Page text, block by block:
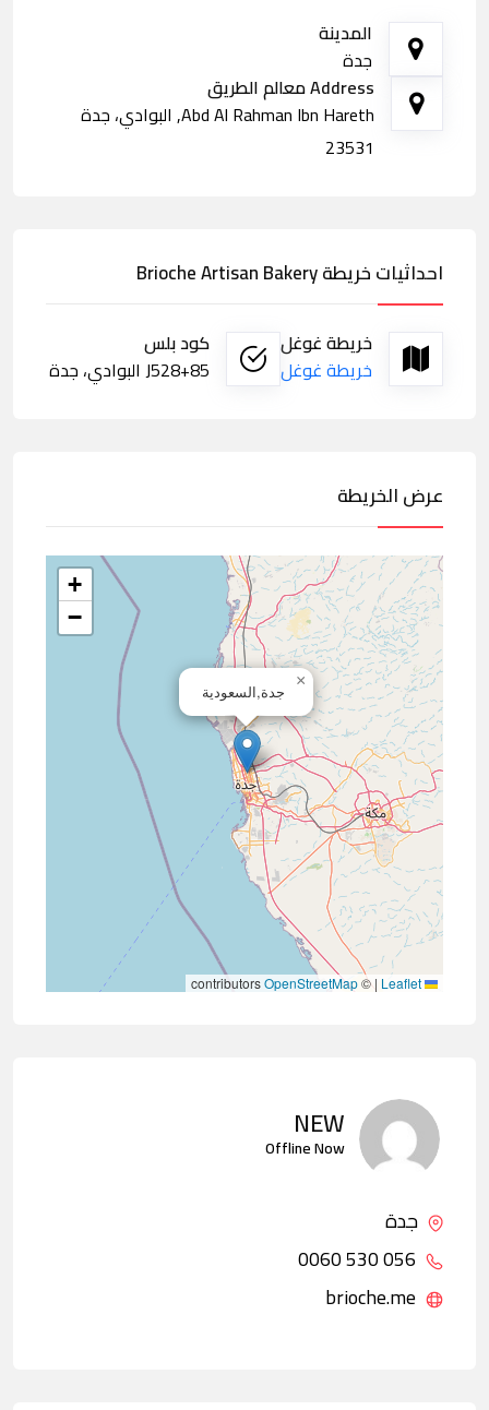
المدينة
جدة
Address معالم الطريق
Abd Al Rahman Ibn Hareth, البوادي، جدة
23531
احداثيات خريطة Brioche Artisan Bakery
خريطة غوغل
خريطة غوغل
كود بلس
J528+85 البوادي، جدة
عرض الخريطة
جدة,السعودية
×
+
−
|
©
OpenStreetMap
NEW
Offline Now
جدة